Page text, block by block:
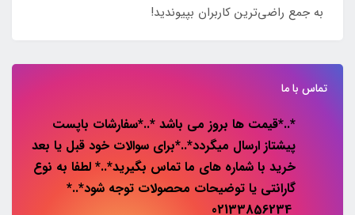
به جمع راضی‌ترین کاربران بپیوندید!
تماس با ما
*..*قیمت ها بروز می باشد *..*سفارشات باپست
پیشتاز ارسال میگردد*..*برای سوالات خود قبل یا بعد
خرید با شماره های ما تماس بگیرید*..* لطفا به نوع
گارانتی یا توضیحات محصولات توجه شود*..*